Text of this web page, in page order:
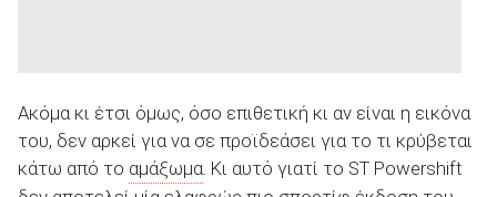
Ακόμα κι έτσι όμως, όσο επιθετική κι αν είναι η εικόνα
του, δεν αρκεί για να σε προϊδεάσει για το τι κρύβεται
κάτω από το αμάξωμα . Κι αυτό γιατί το ST Powershift